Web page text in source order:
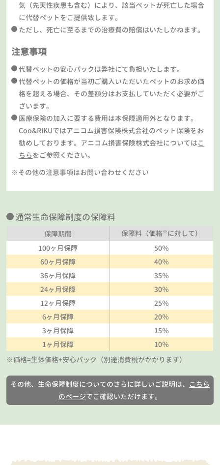
気（先天性疾患も含む）により、該当ペットが死亡した場合
に代替ペットをご提供致します。
ただし、死亡に至るまでの治療費の賠償はいたしかねます。
注意事項
代替ペットの安心パックは弊社にて負担いたします。
代替ペットの価格が当初ご購入いただいたペットのお求め価
格を超える場合、その差額分はお支払していただく必要がご
ざいます。
医療保険の加入に要する費用は本保障適用外となります。
Coo&RIKUではアニコム損害保険株式会社のペット保険をお
勧めしております。アニコム損害保険株式会社についてはこ
ちらをご参照ください。
※その他の注意事項はお問い合わせください
通常生命保障制度の保障料
保障期間 保障料（価格※に対して）
100ヶ月保障
50％
60ヶ月保障
40％
36ヶ月保障
35％
24ヶ月保障
30％
12ヶ月保障
25％
6ヶ月保障
20％
3ヶ月保障
15％
1ヶ月保障
10％
※価格=生体価格+安心パック（別途消費税がかかります）
その他、生命保障制度についてのさらに詳しいご説明は、 こちら
のページでご確認いただけます。